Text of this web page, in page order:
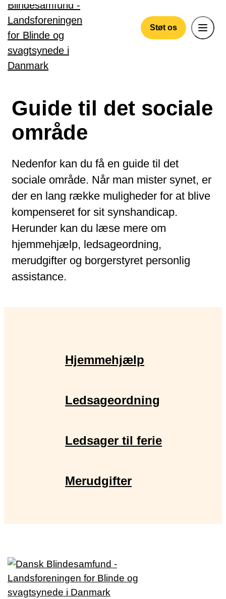
Gå til hovedindhold
Støt os
Guide til det sociale
område
Nedenfor kan du få en guide til det
sociale område. Når man mister synet, er
der en lang række muligheder for at blive
kompenseret for sit synshandicap.
Herunder kan du læse mere om
hjemmehjælp, ledsageordning,
merudgifter og borgerstyret personlig
assistance.
Hjemmehjælp
Ledsageordning
Ledsager til ferie
Merudgifter